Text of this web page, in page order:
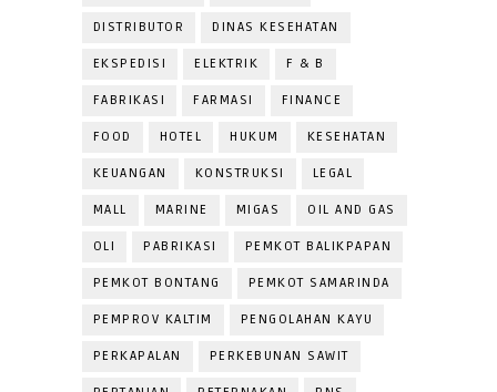
DISTRIBUTOR DINAS KESEHATAN
EKSPEDISI ELEKTRIK F & B
FABRIKASI FARMASI FINANCE
FOOD HOTEL HUKUM KESEHATAN
KEUANGAN KONSTRUKSI LEGAL
MALL MARINE MIGAS OIL AND GAS
OLI PABRIKASI PEMKOT BALIKPAPAN
PEMKOT BONTANG PEMKOT SAMARINDA
PEMPROV KALTIM PENGOLAHAN KAYU
PERKAPALAN PERKEBUNAN SAWIT